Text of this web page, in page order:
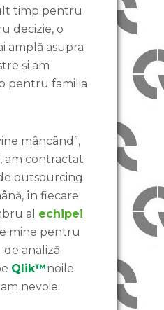
timp pentru
decizie, o
amplă asupra
și am
pentru familia
mâncând”,
am contractat
outsourcing
în fiecare
al echipei
mine pentru
de analiză
Qlik™noile
nevoie.